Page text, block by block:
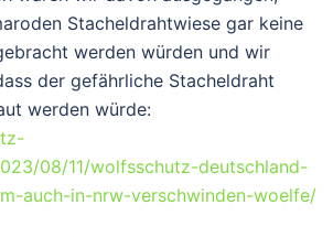
Stacheldrahtwiese gar keine
werden würden und wir
der gefährliche Stacheldraht
werden würde:
08/11/wolfsschutz-deutschland-
auch-in-nrw-verschwinden-woelfe/